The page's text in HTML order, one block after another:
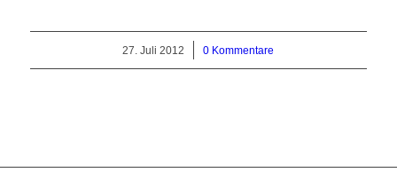
27. Juli 2012 0 Kommentare